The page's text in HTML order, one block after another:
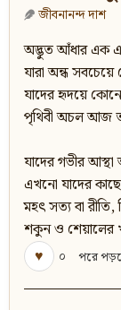
জীবনানন্দ দাশ
অদ্ভুত আঁধার এক
যারা অন্ধ
যাদের হৃদয়ে
পৃথিবী অচল আজ
যাদের গভীর
এখনো যাদের কাছে
মহত্‍‌ সত্য বা রীতি,
শকুন ও শেয়ালের
♥
০ পরে